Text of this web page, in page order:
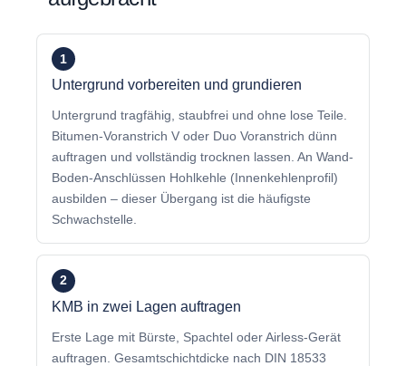
1
Untergrund vorbereiten und grundieren
Untergrund tragfähig, staubfrei und ohne lose Teile.
Bitumen-Voranstrich V oder Duo Voranstrich dünn
auftragen und vollständig trocknen lassen. An Wand-
Boden-Anschlüssen Hohlkehle (Innenkehlenprofil)
ausbilden – dieser Übergang ist die häufigste
Schwachstelle.
2
KMB in zwei Lagen auftragen
Erste Lage mit Bürste, Spachtel oder Airless-Gerät
auftragen. Gesamtschichtdicke nach DIN 18533